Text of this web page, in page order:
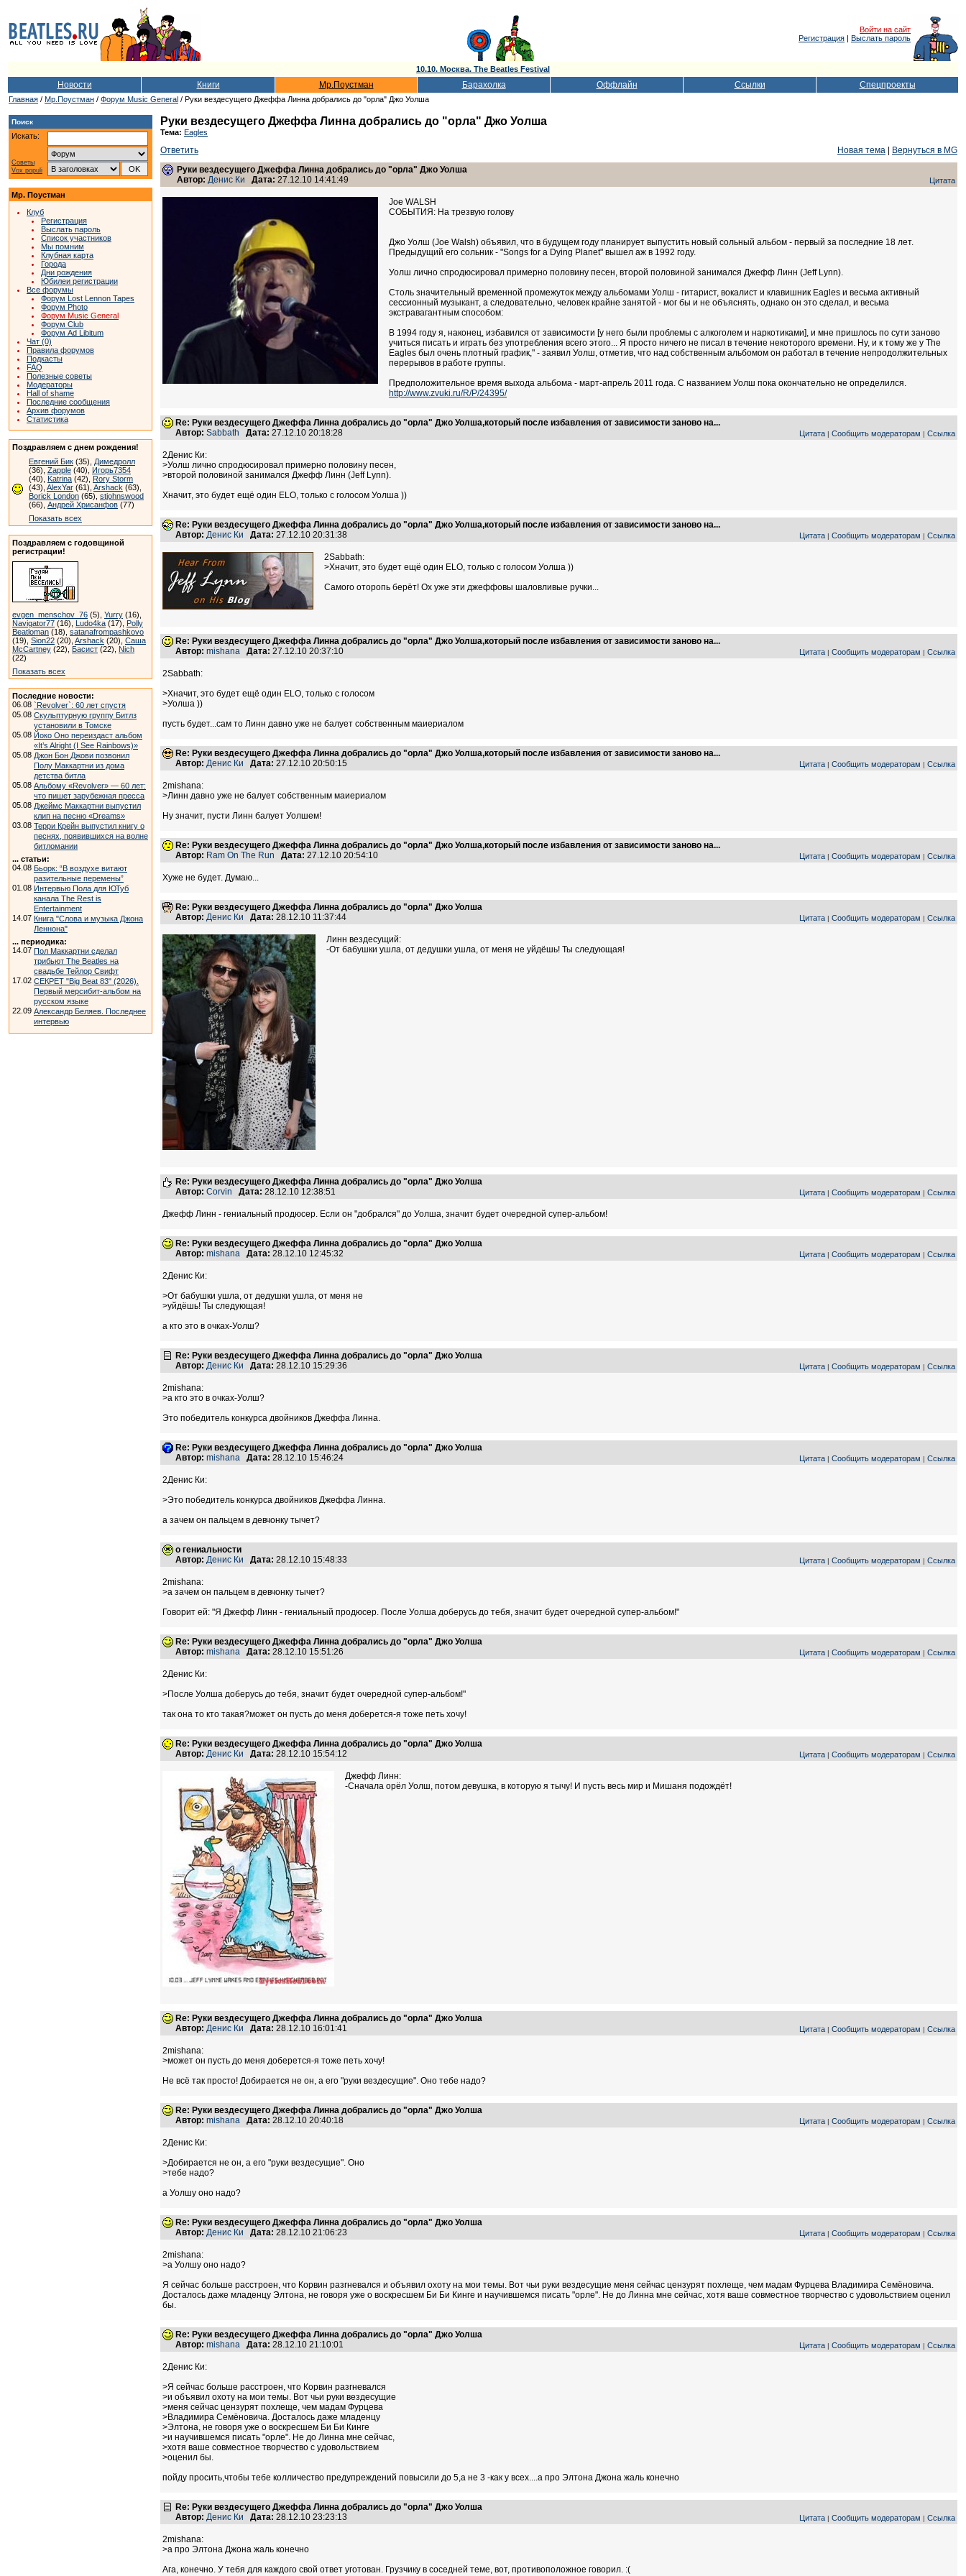
Войти на сайт
Регистрация | Выслать пароль
10.10. Москва. The Beatles Festival
Новости Книги Мр.Поустман Барахолка Оффлайн Ссылки Спецпроекты
Главная / Мр.Поустман / Форум Music General / Руки вездесущего Джеффа Линна добрались до "орла" Джо Уолша
Поиск
Искать:
Советы
Vox populi
Мр. Поустман
Клуб
Регистрация
Выслать пароль
Список участников
Мы помним
Клубная карта
Города
Дни рождения
Юбилеи регистрации
Все форумы
Форум Lost Lennon Tapes
Форум Photo
Форум Music General
Форум Club
Форум Ad Libitum
Чат (0)
Правила форумов
Подкасты
FAQ
Полезные советы
Модераторы
Hall of shame
Последние сообщения
Архив форумов
Статистика
Поздравляем с днем рождения!
Евгений Бик (35), Димедролл
(36), Zapple (40), Игорь7354
(40), Katrina (42), Rory Storm
(43), AlexYar (61), Arshack (63),
Borick London (65), stjohnswood
(66), Андрей Хрисанфов (77)
Показать всех
Поздравляем с годовщиной
регистрации!
evgen_menschov_76 (5), Yurry (16),
Navigator77 (16), Ludo4ka (17), Polly
Beatloman (18), satanafrompashkovo
(19), Sion22 (20), Arshack (20), Саша
McCartney (22), Басист (22), Nich
(22)
Показать всех
Последние новости:
06.08 `Revolver`: 60 лет спустя
05.08 Скульптурную группу Битлз
установили в Томске
05.08 Йоко Оно переиздаст альбом
«It’s Alright (I See Rainbows)»
05.08 Джон Бон Джови позвонил
Полу Маккартни из дома
детства битла
05.08 Альбому «Revolver» — 60 лет:
что пишет зарубежная пресса
05.08 Джеймс Маккартни выпустил
клип на песню «Dreams»
03.08 Терри Крейн выпустил книгу о
песнях, появившихся на волне
битломании
... статьи:
04.08 Бьорк: “В воздухе витают
разительные перемены”
01.08 Интервью Пола для ЮТуб
канала The Rest is
Entertainment
14.07 Книга "Слова и музыка Джона
Леннона"
... периодика:
14.07 Пол Маккартни сделал
трибьют The Beatles на
свадьбе Тейлор Свифт
17.02 СЕКРЕТ "Big Beat 83" (2026).
Первый мерсибит-альбом на
русском языке
22.09 Александр Беляев. Последнее
интервью
Руки вездесущего Джеффа Линна добрались до "орла" Джо Уолша
Тема: Eagles
Ответить Новая тема
Вернуться в MG
Руки вездесущего Джеффа Линна добрались до "орла" Джо Уолша
Автор: Денис Ки Дата: 27.12.10 14:41:49 Цитата
Joe WALSH
СОБЫТИЯ: На трезвую голову
Джо Уолш (Joe Walsh) объявил, что в будущем году планирует выпустить новый сольный альбом - первый за последние 18 лет.
Предыдущий его сольник - "Songs for a Dying Planet" вышел аж в 1992 году.
Уолш лично спродюсировал примерно половину песен, второй половиной занимался Джефф Линн (Jeff Lynn).
Столь значительный временной промежуток между альбомами Уолш - гитарист, вокалист и клавишник Eagles и весьма активный
сессионный музыкант, а следовательно, человек крайне занятой - мог бы и не объяснять, однако он это сделал, и весьма
экстравагантным способом:
В 1994 году я, наконец, избавился от зависимости [у него были проблемы с алкоголем и наркотиками], и мне пришлось по сути заново
учиться писать и играть без употребления всего этого... Я просто ничего не писал в течение некоторого времени. Ну, и к тому же у The
Eagles был очень плотный график," - заявил Уолш, отметив, что над собственным альбомом он работал в течение непродолжительных
перерывов в работе группы.
Предположительное время выхода альбома - март-апрель 2011 года. С названием Уолш пока окончательно не определился.
http://www.zvuki.ru/R/P/24395/
Re: Руки вездесущего Джеффа Линна добрались до "орла" Джо Уолша,который после избавления от зависимости заново на...
Автор: Sabbath Дата: 27.12.10 20:18:28 Цитата | Сообщить модераторам | Ссылка
2Денис Ки:
>Уолш лично спродюсировал примерно половину песен,
>второй половиной занимался Джефф Линн (Jeff Lynn).
Хначит, это будет ещё один ELO, только с голосом Уолша ))
Re: Руки вездесущего Джеффа Линна добрались до "орла" Джо Уолша,который после избавления от зависимости заново на...
Автор: Денис Ки Дата: 27.12.10 20:31:38 Цитата | Сообщить модераторам | Ссылка
2Sabbath:
>Хначит, это будет ещё один ELO, только с голосом Уолша ))
Самого оторопь берёт! Ох уже эти джеффовы шаловливые ручки...
Re: Руки вездесущего Джеффа Линна добрались до "орла" Джо Уолша,который после избавления от зависимости заново на...
Автор: mishana Дата: 27.12.10 20:37:10 Цитата | Сообщить модераторам | Ссылка
2Sabbath:
>Хначит, это будет ещё один ELO, только с голосом
>Уолша ))
пусть будет...сам то Линн давно уже не балует собственным маиериалом
Re: Руки вездесущего Джеффа Линна добрались до "орла" Джо Уолша,который после избавления от зависимости заново на...
Автор: Денис Ки Дата: 27.12.10 20:50:15 Цитата | Сообщить модераторам | Ссылка
2mishana:
>Линн давно уже не балует собственным маиериалом
Ну значит, пусти Линн балует Уолшем!
Re: Руки вездесущего Джеффа Линна добрались до "орла" Джо Уолша,который после избавления от зависимости заново на...
Автор: Ram On The Run Дата: 27.12.10 20:54:10 Цитата | Сообщить модераторам | Ссылка
Хуже не будет. Думаю...
Re: Руки вездесущего Джеффа Линна добрались до "орла" Джо Уолша
Автор: Денис Ки Дата: 28.12.10 11:37:44 Цитата | Сообщить модераторам | Ссылка
Линн вездесущий:
-От бабушки ушла, от дедушки ушла, от меня не уйдёшь! Ты следующая!
Re: Руки вездесущего Джеффа Линна добрались до "орла" Джо Уолша
Автор: Corvin Дата: 28.12.10 12:38:51 Цитата | Сообщить модераторам | Ссылка
Джефф Линн - гениальный продюсер. Если он "добрался" до Уолша, значит будет очередной супер-альбом!
Re: Руки вездесущего Джеффа Линна добрались до "орла" Джо Уолша
Автор: mishana Дата: 28.12.10 12:45:32 Цитата | Сообщить модераторам | Ссылка
2Денис Ки:
>От бабушки ушла, от дедушки ушла, от меня не
>уйдёшь! Ты следующая!
а кто это в очках-Уолш?
Re: Руки вездесущего Джеффа Линна добрались до "орла" Джо Уолша
Автор: Денис Ки Дата: 28.12.10 15:29:36 Цитата | Сообщить модераторам | Ссылка
2mishana:
>а кто это в очках-Уолш?
Это победитель конкурса двойников Джеффа Линна.
Re: Руки вездесущего Джеффа Линна добрались до "орла" Джо Уолша
Автор: mishana Дата: 28.12.10 15:46:24 Цитата | Сообщить модераторам | Ссылка
2Денис Ки:
>Это победитель конкурса двойников Джеффа Линна.
а зачем он пальцем в девчонку тычет?
о гениальности
Автор: Денис Ки Дата: 28.12.10 15:48:33 Цитата | Сообщить модераторам | Ссылка
2mishana:
>а зачем он пальцем в девчонку тычет?
Говорит ей: "Я Джефф Линн - гениальный продюсер. После Уолша доберусь до тебя, значит будет очередной супер-альбом!"
Re: Руки вездесущего Джеффа Линна добрались до "орла" Джо Уолша
Автор: mishana Дата: 28.12.10 15:51:26 Цитата | Сообщить модераторам | Ссылка
2Денис Ки:
>После Уолша доберусь до тебя, значит будет очередной супер-альбом!"
так она то кто такая?может он пусть до меня доберется-я тоже петь хочу!
Re: Руки вездесущего Джеффа Линна добрались до "орла" Джо Уолша
Автор: Денис Ки Дата: 28.12.10 15:54:12 Цитата | Сообщить модераторам | Ссылка
Джефф Линн:
-Сначала орёл Уолш, потом девушка, в которую я тычу! И пусть весь мир и Мишаня подождёт!
Re: Руки вездесущего Джеффа Линна добрались до "орла" Джо Уолша
Автор: Денис Ки Дата: 28.12.10 16:01:41 Цитата | Сообщить модераторам | Ссылка
2mishana:
>может он пусть до меня доберется-я тоже петь хочу!
Не всё так просто! Добирается не он, а его "руки вездесущие". Оно тебе надо?
Re: Руки вездесущего Джеффа Линна добрались до "орла" Джо Уолша
Автор: mishana Дата: 28.12.10 20:40:18 Цитата | Сообщить модераторам | Ссылка
2Денис Ки:
>Добирается не он, а его "руки вездесущие". Оно
>тебе надо?
а Уолшу оно надо?
Re: Руки вездесущего Джеффа Линна добрались до "орла" Джо Уолша
Автор: Денис Ки Дата: 28.12.10 21:06:23 Цитата | Сообщить модераторам | Ссылка
2mishana:
>а Уолшу оно надо?
Я сейчас больше расстроен, что Корвин разгневался и объявил охоту на мои темы. Вот чьи руки вездесущие меня сейчас цензурят похлеще, чем мадам Фурцева Владимира Семёновича.
Досталось даже младенцу Элтона, не говоря уже о воскресшем Би Би Кинге и научившемся писать "орле". Не до Линна мне сейчас, хотя ваше совместное творчество с удовольствием оценил
бы.
Re: Руки вездесущего Джеффа Линна добрались до "орла" Джо Уолша
Автор: mishana Дата: 28.12.10 21:10:01 Цитата | Сообщить модераторам | Ссылка
2Денис Ки:
>Я сейчас больше расстроен, что Корвин разгневался
>и объявил охоту на мои темы. Вот чьи руки вездесущие
>меня сейчас цензурят похлеще, чем мадам Фурцева
>Владимира Семёновича. Досталось даже младенцу
>Элтона, не говоря уже о воскресшем Би Би Кинге
>и научившемся писать "орле". Не до Линна мне сейчас,
>хотя ваше совместное творчество с удовольствием
>оценил бы.
пойду просить,чтобы тебе колличество предупреждений повысили до 5,а не 3 -как у всех....а про Элтона Джона жаль конечно
Re: Руки вездесущего Джеффа Линна добрались до "орла" Джо Уолша
Автор: Денис Ки Дата: 28.12.10 23:23:13 Цитата | Сообщить модераторам | Ссылка
2mishana:
>а про Элтона Джона жаль конечно
Ага, конечно. У тебя для каждого свой ответ уготован. Грузчику в соседней теме, вот, противоположное говорил. :(